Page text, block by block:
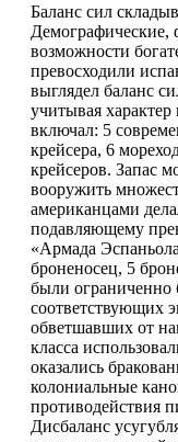
Баланс сил
возможности
превосходили
выглядел баланс
учитывая
включал: 5
крейсера, 6
крейсеров. Запас
вооружить
американцами
подавляющему
«Армада
броненосец, 5
были ограниченно
соответствующих
обветшавших от
класса
оказались
колониальные
противодействия
Дисбаланс